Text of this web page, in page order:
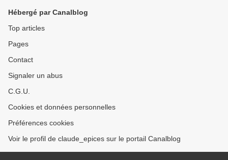
Hébergé par Canalblog
Top articles
Pages
Contact
Signaler un abus
C.G.U.
Cookies et données personnelles
Préférences cookies
Voir le profil de claude_epices sur le portail Canalblog